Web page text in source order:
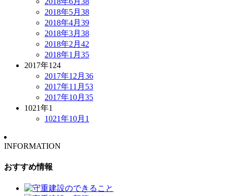
2018年5月 38
2018年4月 39
2018年3月 38
2018年2月 42
2018年1月 35
2017年124
2017年12月 36
2017年11月 53
2017年10月 35
1021年1
1021年10月 1
INFORMATION
おすすめ情報